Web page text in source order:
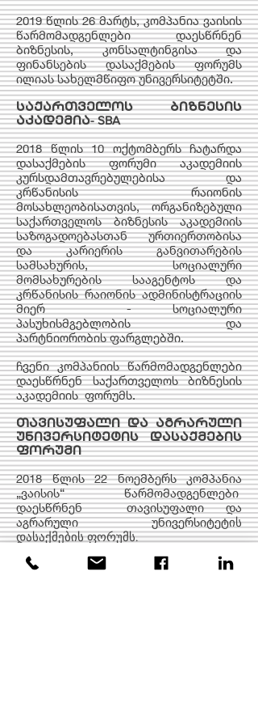
2019 წლის 26 მარტს, კომპანია ვაისის
წარმომადგენლები დაესწრნენ
ბიზნესის, კონსალტინგისა და
ფინანსების დასაქმების ფორუმს
ილიას სახელმწიფო უნივერსიტეტში.
საქართველოს ბიზნესის
აკადემია- SBA
2018 წლის 10 ოქტომბერს ჩატარდა
დასაქმების ფორუმი აკადემიის
კურსდამთავრებულებისა და
კრწანისის რაიონის
მოსახლეობისათვის, ორგანიზებული
საქართველოს ბიზნესის აკადემიის
საზოგადოებასთან ურთიერთობისა
და კარიერის განვითარების
სამსახურის, სოციალური
მომსახურების სააგენტოს და
კრწანისის რაიონის ადმინისტრაციის
მიერ - სოციალური
პასუხისმგებლობის და
პარტნიორობის ფარგლებში.
ჩვენი კომპანიის წარმომადგენლები
დაესწრნენ საქართველოს ბიზნესის
აკადემიის ფორუმს.
თავისუფალი და აგრარული
უნივერსიტეტის დასაქმების
ფორუმი
2018 წლის 22 ნოემბერს კომპანია
„ვაისის“ წარმომადგენლები
დაესწრნენ თავისუფალი და
აგრარული უნივერსიტეტის
დასაქმების ფორუმს.​
ილიას სახელმწიფო